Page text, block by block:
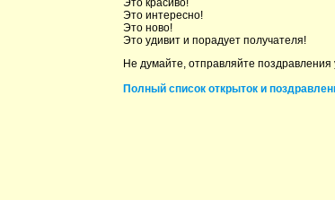
Это красиво!
Это интересно!
Это ново!
Это удивит и порадует получателя!
Не думайте, отправляйте поздравления
Полный список открыток и